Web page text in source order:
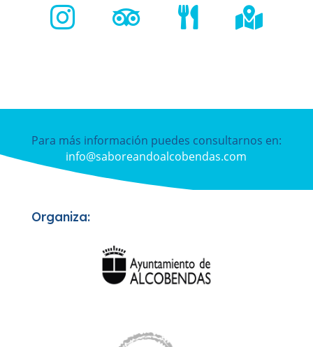
   
Para más información puedes consultarnos en:
info@saboreandoalcobendas.com
Organiza: